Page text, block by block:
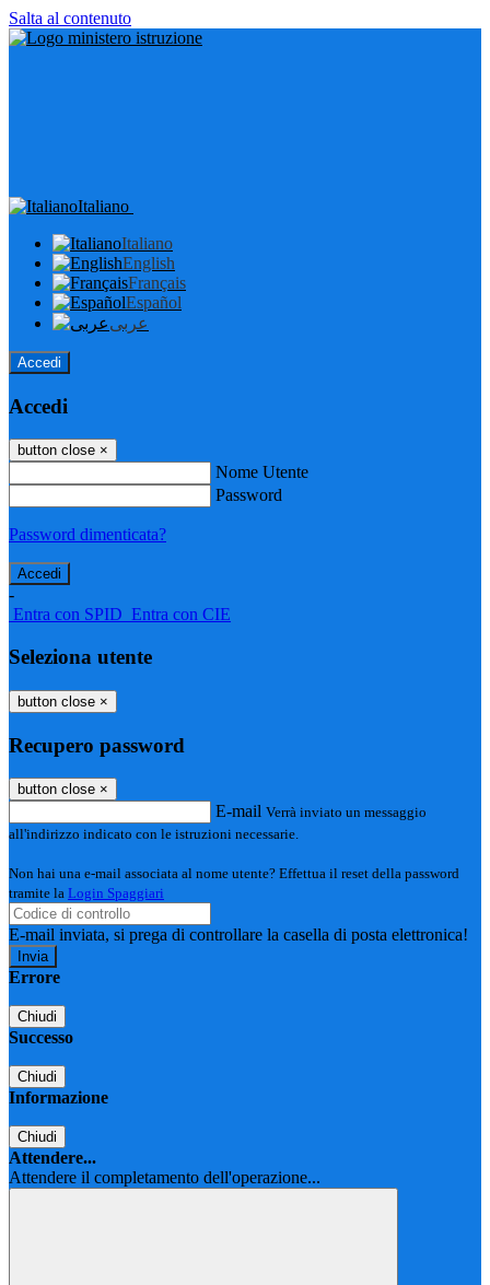
Salta al contenuto
Italiano
Italiano
English
Français
Español
عربى
Accedi
Accedi
button close ×
Nome Utente
Password
Password dimenticata?
-
Entra con SPID Entra con CIE
Seleziona utente
button close ×
Recupero password
button close ×
E-mail Verrà inviato un messaggio
all'indirizzo indicato con le istruzioni necessarie.
Non hai una e-mail associata al nome utente? Effettua il reset della password
tramite la Login Spaggiari
E-mail inviata, si prega di controllare la casella di posta elettronica!
Errore
Chiudi
Successo
Chiudi
Informazione
Chiudi
Attendere...
Attendere il completamento dell'operazione...